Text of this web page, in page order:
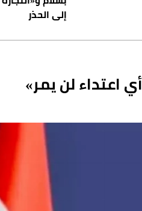
إلى الحذر
اعتداء لن يمر»